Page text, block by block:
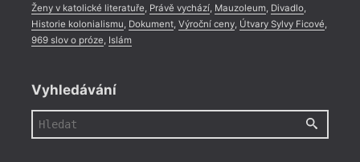
Ženy v katolické literatuře, Právě vychází, Mauzoleum, Divadlo,
Historie kolonialismu, Dokument, Výroční ceny, Útvary Sylvy Ficové,
969 slov o próze, Islám
Vyhledávání